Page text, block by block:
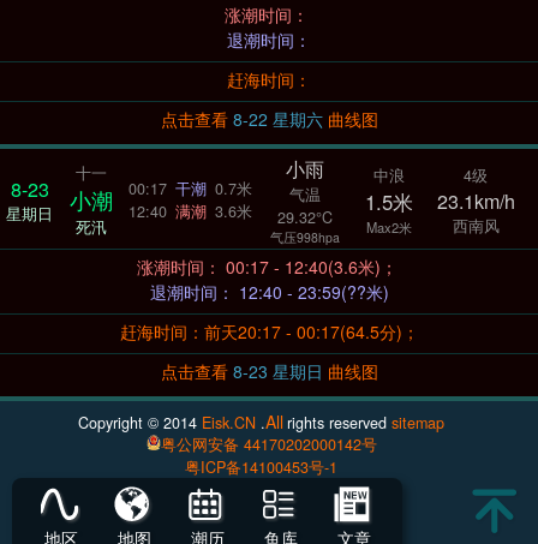
涨潮时间：
退潮时间：
赶海时间：
点击查看
8-22 星期六 曲线图
8-23
星期日
十一
小潮
死汛
00:17 干潮 0.7米
12:40 满潮 3.6米
小雨
气温
29.32°C
气压998hpa
中浪
1.5米
Max2米
4级
23.1km/h
西南风
涨潮时间： 00:17 - 12:40(3.6米)；
退潮时间： 12:40 - 23:59(??米)
赶海时间：前天20:17 - 00:17(64.5分)；
点击查看
8-23 星期日 曲线图
Copyright © 2014 Eisk.CN .Allrights reservedsitemap
粤公网安备 44170202000142号
粤ICP备14100453号-1
地区 地图 潮历 鱼库 文章